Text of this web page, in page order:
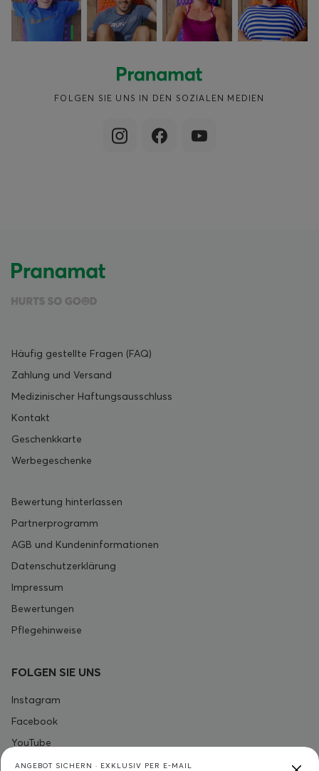
FOLGEN SIE UNS IN DEN SOZIALEN MEDIEN
Häufig gestellte Fragen (FAQ)
Zahlung und Versand
Medizinischer Haftungsausschluss
Kontakt
Geschenkkarte
Werbegeschenke
Bewertung hinterlassen
Partnerprogramm
AGB und Kundeninformationen
Datenschutzerklärung
Impressum
Bewertungen
Pflegehinweise
FOLGEN SIE UNS
Instagram
Facebook
YouTube
ANGEBOT SICHERN · EXKLUSIV PER E-MAIL